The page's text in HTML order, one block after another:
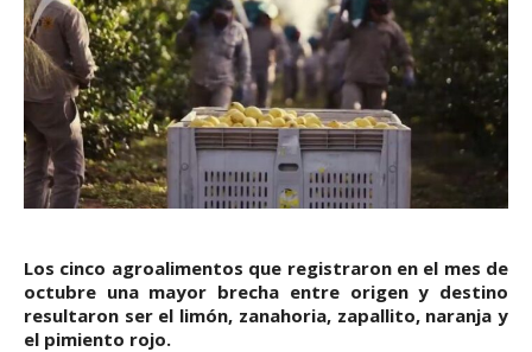
Los cinco agroalimentos que registraron en el mes de
octubre una mayor brecha entre origen y destino
resultaron ser el limón, zanahoria, zapallito, naranja y
el pimiento rojo.